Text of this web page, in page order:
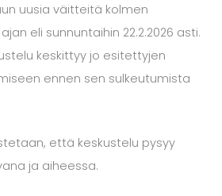
uusia väitteitä kolmen
eli sunnuntaihin 22.2.2026 asti.
keskittyy jo esitettyjen
ennen sen sulkeutumista
että keskustelu pysyy
ja aiheessa.